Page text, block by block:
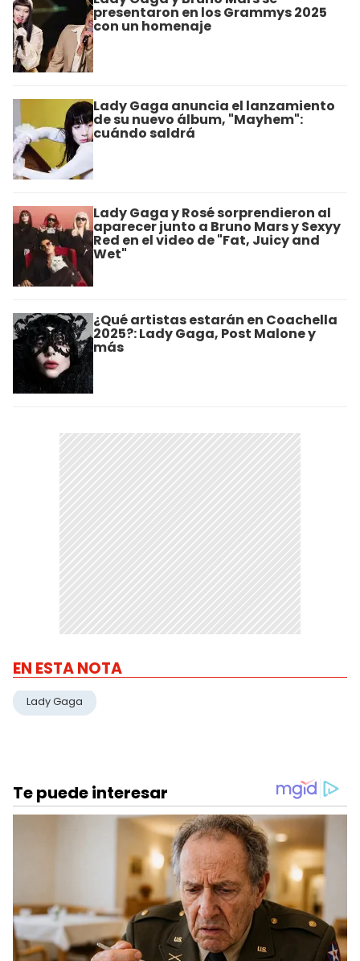
presentaron en los Grammys 2025
con un homenaje
Lady Gaga anuncia el lanzamiento
de su nuevo álbum, "Mayhem":
cuándo saldrá
Lady Gaga y Rosé sorprendieron al
aparecer junto a Bruno Mars y Sexyy
Red en el video de "Fat, Juicy and
Wet"
¿Qué artistas estarán en Coachella
2025?: Lady Gaga, Post Malone y
más
EN ESTA NOTA
Lady Gaga